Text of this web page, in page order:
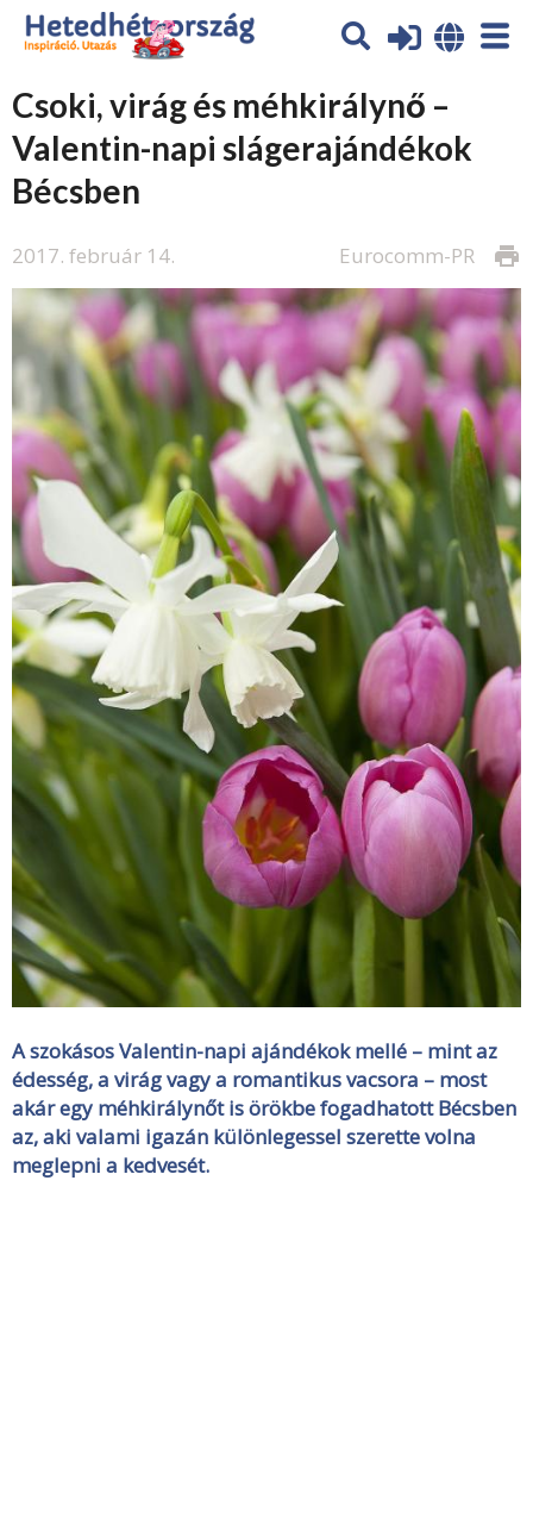
Csoki, virág és méhkirálynő –
Valentin-napi slágerajándékok
Bécsben
2017. február 14. print
Eurocomm-PR
A szokásos Valentin-napi ajándékok mellé – mint az
édesség, a virág vagy a romantikus vacsora – most
akár egy méhkirálynőt is örökbe fogadhatott Bécsben
az, aki valami igazán különlegessel szerette volna
meglepni a kedvesét.